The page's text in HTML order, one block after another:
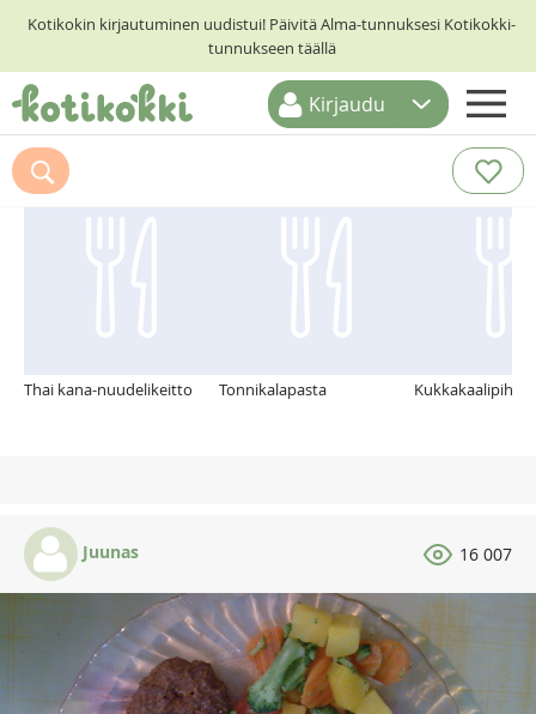
Kotikokin kirjautuminen uudistui! Päivitä Alma-tunnuksesi Kotikokki-
tunnukseen täällä
ETUSIVU
RESEPTIHAKU
Kirjaudu
Suosittelemme myös
Thai kana-nuudelikeitto Tonnikalapasta Kukkakaalipihvit
Juunas 16 007